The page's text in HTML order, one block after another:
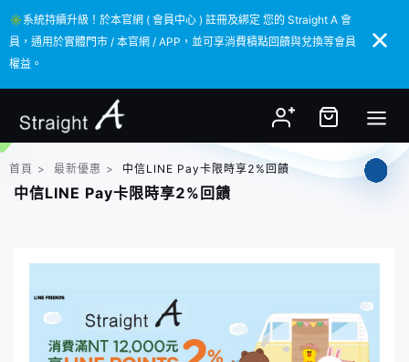
✳️系統持續升級！於本官網 ( 會員中心 ) 註冊及綁定 您的 Straight A 會
員，通用於實體門市 / 本官網 / APP，並可享消費積點回饋與兌換等會員
權益。
✳️系統持續升級！於本官網 ( 會員中心 ) 註冊及綁定 您的 Straight A 會
員，通用於實體門市 / 本官網 / APP，並可享消費積點回饋與兌換等會員
權益。
首頁 > 最新優惠 > 中信LINE Pay卡限時享2%回饋
中信LINE Pay卡限時享2%回饋